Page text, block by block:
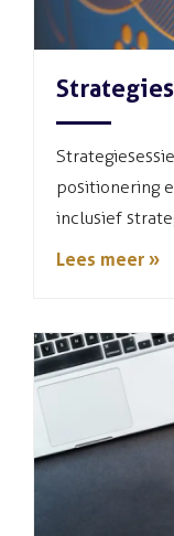
positionering
inclusief
Lees meer »